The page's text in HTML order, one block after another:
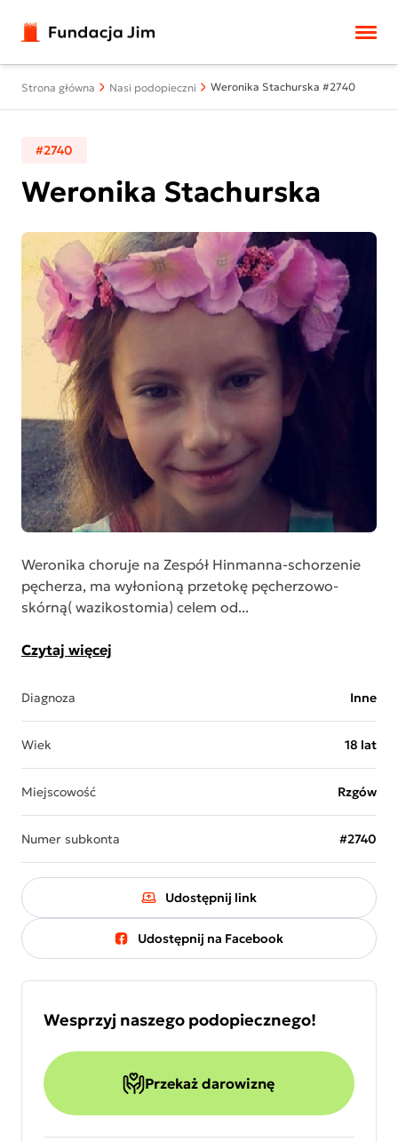
Strona główna Nasi podopieczni Weronika Stachurska #2740
#2740
Weronika Stachurska
Weronika choruje na Zespół Hinmanna-schorzenie
pęcherza, ma wyłonioną przetokę pęcherzowo-
skórną( wazikostomia) celem od...
Czytaj więcej
Diagnoza Inne
Wiek 18 lat
Miejscowość Rzgów
Numer subkonta #2740
Udostępnij link
Udostępnij na Facebook
Wesprzyj naszego podopiecznego!
Przekaż darowiznę